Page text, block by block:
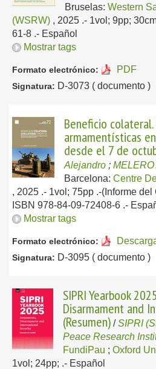
Bruselas: Western
(WSRW) , 2025 .- 1vol; 9pp;
61-8 .- Español
Mostrar tags
Formato electrónico: PDF
Signatura: D-3073 ( documento )
Beneficio colateral.
armamentísticas
desde el 7 de
Alejandro ;
Barcelona: Centre
, 2025 .- 1vol; 75pp .-(Informe
ISBN 978-84-09-72408-6 .-
Mostrar tags
Formato electrónico:
Signatura: D-3095 ( documento )
SIPRI Yearbook
Disarmament and
(Resumen) /SIPRI
Peace Research
FundiPau ; Oxford
1vol; 24pp; .- Español